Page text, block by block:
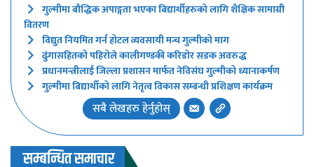
गुल्मीमा बौद्धिक अपाङ्गता भएका बिद्यार्थीहरुको लागि शैक्षिक सामाग्री
वितरण
विद्युत नियमित गर्न होटल व्यवसायी मन्च गुल्मीको माग
ढुंगासहितको पहिरोले कालीगण्डकी करिडोर सडक अवरुद्ध
प्रधानमन्त्रीलाई जिल्ला प्रशासन मार्फत नेविसंघ गुल्मीको ध्यानाकर्षण
गुल्मीमा बिद्यार्थीको लागि नेतृत्व विकास सम्बन्धी प्रशिक्षण कार्यक्रम
सबै लेखहरु हेर्नुहोस्
सम्बन्धित समाचार